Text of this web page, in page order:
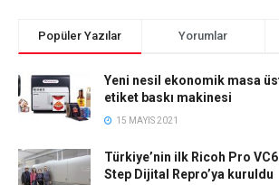
Popüler Yazılar Yorumlar
Yeni nesil ekonomik masa
etiket baskı makinesi
15 MAYIS 2021
Türkiye’nin ilk Ricoh Pro
Step Dijital Repro’ya kuruldu